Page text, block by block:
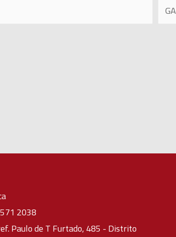
2038
Paulo de T Furtado, 485 - Distrito